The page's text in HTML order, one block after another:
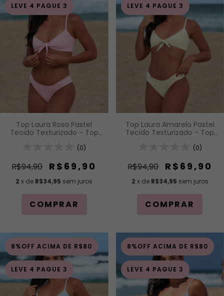
LEVE 4 PAGUE 3
Top Laura Rosa Pastel
Tecido Texturizado - Top
Alças de Regulagem
(0)
R$94,90 R$69,90
2 x de R$34,95 sem juros
COMPRAR
LEVE 4 PAGUE 3
Top Laura Amarelo Pastel
Tecido Texturizado - Top
Alças de Regulagem
(0)
R$94,90 R$69,90
2 x de R$34,95 sem juros
COMPRAR
8%OFF ACIMA DE R$80
LEVE 4 PAGUE 3
8%OFF ACIMA DE R$80
LEVE 4 PAGUE 3